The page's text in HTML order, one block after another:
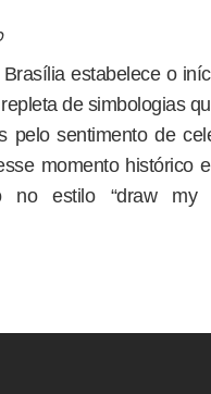
estabelece o
de simbologias
pelo sentimento de
momento histórico
no estilo “draw my